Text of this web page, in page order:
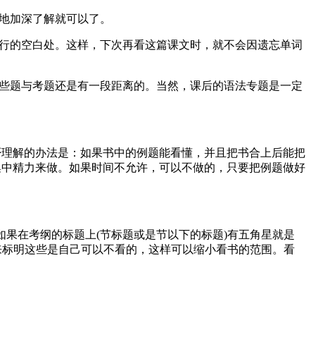
加深了解就可以了。
的空白处。这样，下次再看这篇课文时，就不会因遗忘单词
题与考题还是有一段距离的。当然，课后的语法专题是一定
解的办法是：如果书中的例题能看懂，并且把书合上后能把
精力来做。如果时间不允许，可以不做的，只要把例题做好
在考纲的标题上(节标题或是节以下的标题)有五角星就是
明这些是自己可以不看的，这样可以缩小看书的范围。看